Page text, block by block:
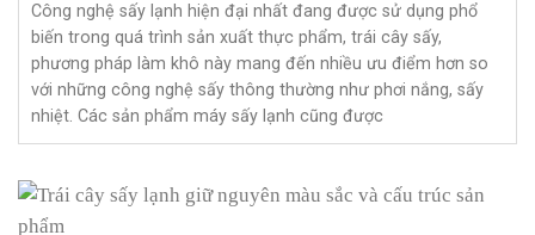
Công nghệ sấy lạnh hiện đại nhất đang được sử dụng phổ
biến trong quá trình sản xuất thực phẩm, trái cây sấy,
phương pháp làm khô này mang đến nhiều ưu điểm hơn so
với những công nghệ sấy thông thường như phơi nắng, sấy
nhiệt. Các sản phẩm máy sấy lạnh cũng được